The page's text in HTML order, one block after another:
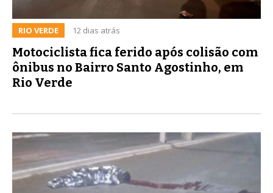
RIO VERDE 12 dias atrás
Motociclista fica ferido após colisão com
ônibus no Bairro Santo Agostinho, em
Rio Verde